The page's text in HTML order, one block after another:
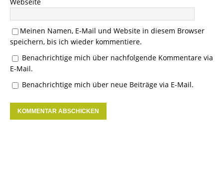
Meinen Namen, E-Mail und Website in diesem Browser
speichern, bis ich wieder kommentiere.
Benachrichtige mich über nachfolgende Kommentare via
E-Mail.
Benachrichtige mich über neue Beiträge via E-Mail.